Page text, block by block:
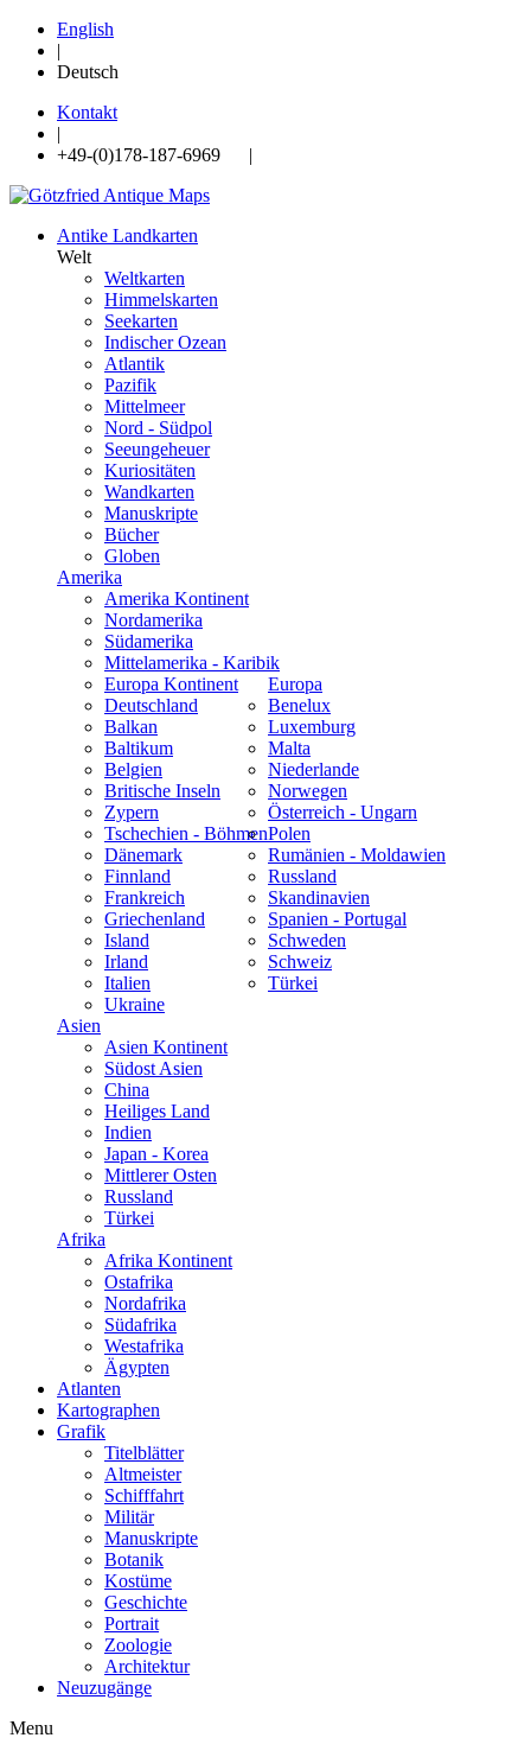
English
|
Deutsch
Kontakt
|
+49-(0)178-187-6969 |
Antike Landkarten
Welt
Weltkarten
Himmelskarten
Seekarten
Indischer Ozean
Atlantik
Pazifik
Mittelmeer
Nord - Südpol
Seeungeheuer
Kuriositäten
Wandkarten
Manuskripte
Bücher
Globen
Amerika
Amerika Kontinent
Nordamerika
Südamerika
Mittelamerika - Karibik
Europa
Europa Kontinent
Deutschland
Balkan
Baltikum
Belgien
Britische Inseln
Zypern
Tschechien - Böhmen
Dänemark
Finnland
Frankreich
Griechenland
Island
Irland
Italien
Benelux
Luxemburg
Malta
Niederlande
Norwegen
Österreich - Ungarn
Polen
Rumänien - Moldawien
Russland
Skandinavien
Spanien - Portugal
Schweden
Schweiz
Türkei
Ukraine
Asien
Asien Kontinent
Südost Asien
China
Heiliges Land
Indien
Japan - Korea
Mittlerer Osten
Russland
Türkei
Afrika
Afrika Kontinent
Ostafrika
Nordafrika
Südafrika
Westafrika
Ägypten
Atlanten
Kartographen
Grafik
Titelblätter
Altmeister
Schifffahrt
Militär
Manuskripte
Botanik
Kostüme
Geschichte
Portrait
Zoologie
Architektur
Neuzugänge
Menu